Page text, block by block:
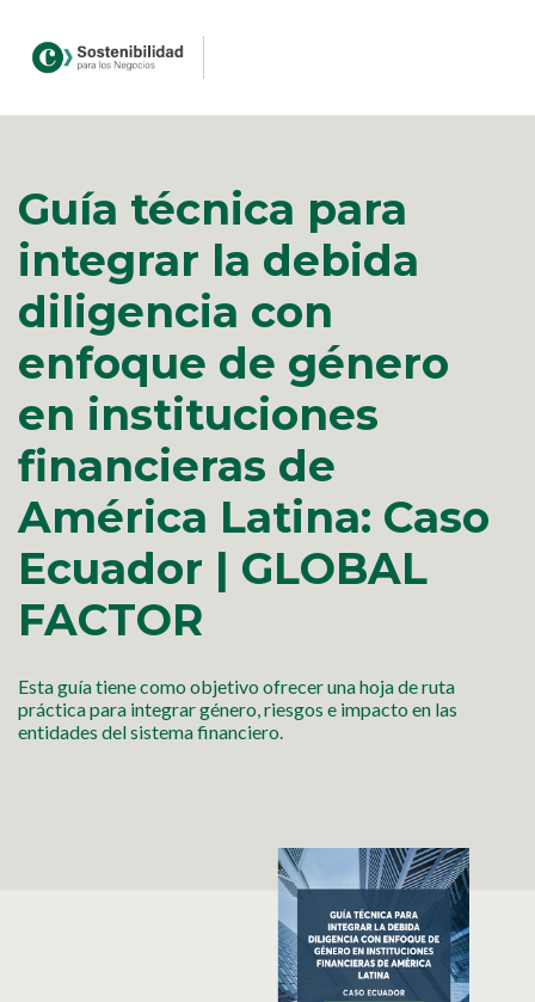
Guía técnica para
integrar la debida
diligencia con
enfoque de género
en instituciones
financieras de
América Latina: Caso
Ecuador | GLOBAL
FACTOR
Esta guía tiene como objetivo ofrecer una hoja de ruta
práctica para integrar género, riesgos e impacto en las
entidades del sistema financiero.